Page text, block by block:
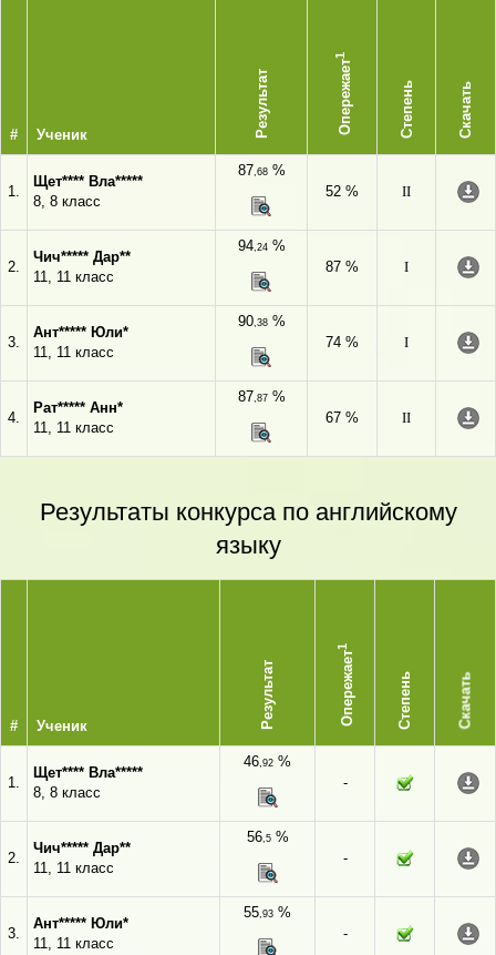
# Ученик Результат Опережает
1
Степень Скачать
1.
Щет**** Вла*****
8, 8 класс
87,68%
52 %
II
2.
Чич***** Дар**
11, 11 класс
94,24%
87 %
I
3.
Ант***** Юли*
11, 11 класс
90,38%
74 %
I
4.
Рат***** Анн*
11, 11 класс
87,87%
67 %
II
Результаты конкурса по английскому
языку
# Ученик Результат Опережает
1
Степень Скачать
1.
Щет**** Вла*****
8, 8 класс
46,92 %
-
2.
Чич***** Дар**
11, 11 класс
56,5%
-
3.
Ант***** Юли*
11, 11 класс
55,93 %
-